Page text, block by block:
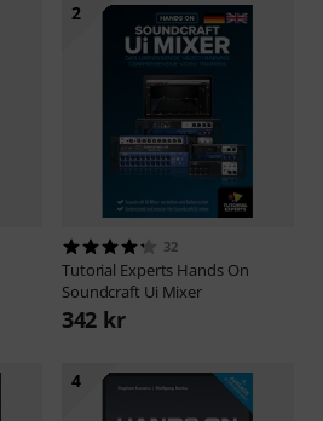
2
32
Tutorial Experts Hands On
Soundcraft Ui Mixer
342 kr
4